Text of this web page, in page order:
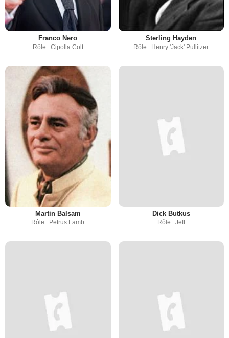
Franco Nero
Rôle : Cipolla Colt
Sterling Hayden
Rôle : Henry 'Jack' Pullitzer
Martin Balsam
Rôle : Petrus Lamb
Dick Butkus
Rôle : Jeff